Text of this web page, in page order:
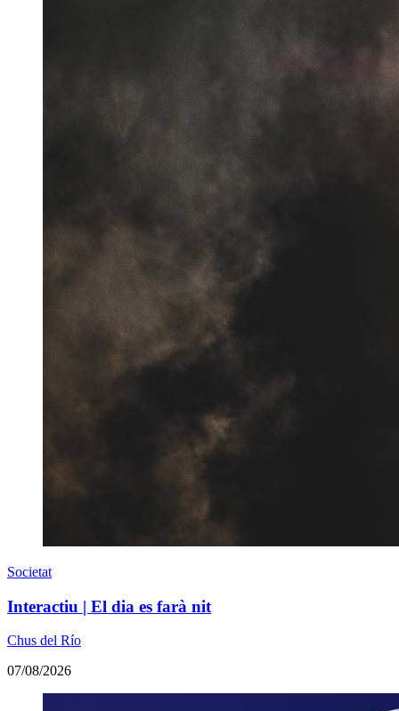
Societat
Interactiu | El dia es farà nit
Chus del Río
07/08/2026